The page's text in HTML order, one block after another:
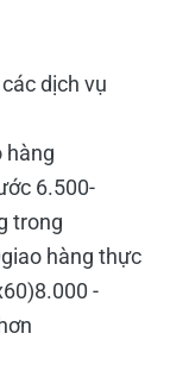
dịch vụ
hàng
6.500-
trong
hàng thực
-